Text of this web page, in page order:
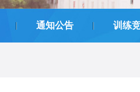
通知公告 训练